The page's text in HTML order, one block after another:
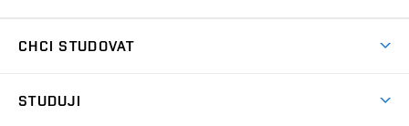
CHCI STUDOVAT
STUDUJI